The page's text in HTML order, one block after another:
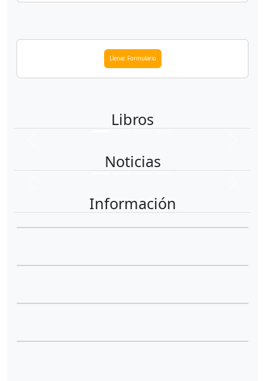
Llenar Formulario
Libros
Descargar
Noticias
Información